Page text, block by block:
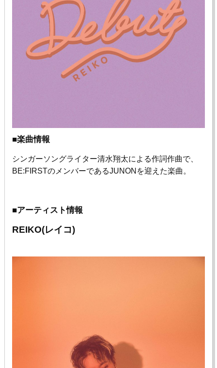
■楽曲情報
シンガーソングライター清⽔翔太による作詞作曲で、
BE:FIRSTのメンバーであるJUNON を迎えた楽曲。
■アーティスト情報
REIKO(レイコ)